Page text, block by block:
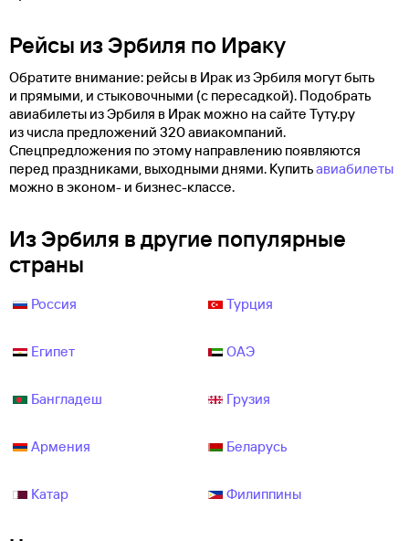
Рейсы из Эрбиля по Ираку
Обратите внимание: рейсы в Ирак из Эрбиля могут быть
и прямыми, и стыковочными (с пересадкой). Подобрать
авиабилеты из Эрбиля в Ирак можно на сайте Туту.ру
из числа предложений 320 авиакомпаний.
Спецпредложения по этому направлению появляются
перед праздниками, выходными днями. Купитьавиабилеты
можно в эконом- и бизнес-классе.
Из Эрбиля в другие популярные
страны
Россия Турция
Египет ОАЭ
Бангладеш Грузия
Армения Беларусь
Катар Филиппины